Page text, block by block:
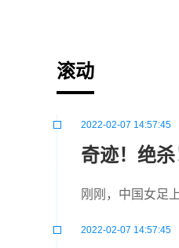
滚动
2022-02-07 14:57:45
奇迹！绝
刚刚，中国女足
2022-02-07 14:57:45